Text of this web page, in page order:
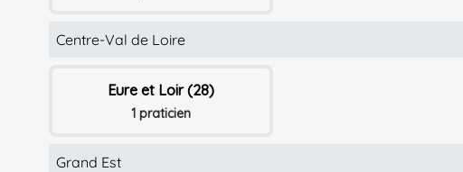
Centre-Val de Loire
Eure et Loir (28)
1 praticien
Grand Est